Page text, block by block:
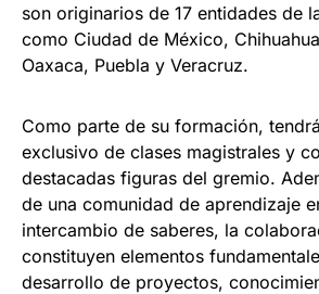
son originarios de 17 entidades de
como Ciudad de México,
Oaxaca, Puebla y Veracruz.
Como parte de su formación,
exclusivo de clases magistrales y
destacadas figuras del gremio.
de una comunidad de aprendizaje
intercambio de saberes, la
constituyen elementos
desarrollo de proyectos,